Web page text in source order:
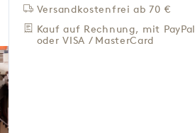
HERKUNFT
PRODUKTDETAILS
Versandkostenfrei ab 70 €
Kauf auf Rechnung, mit PayPal
oder VISA / MasterCard